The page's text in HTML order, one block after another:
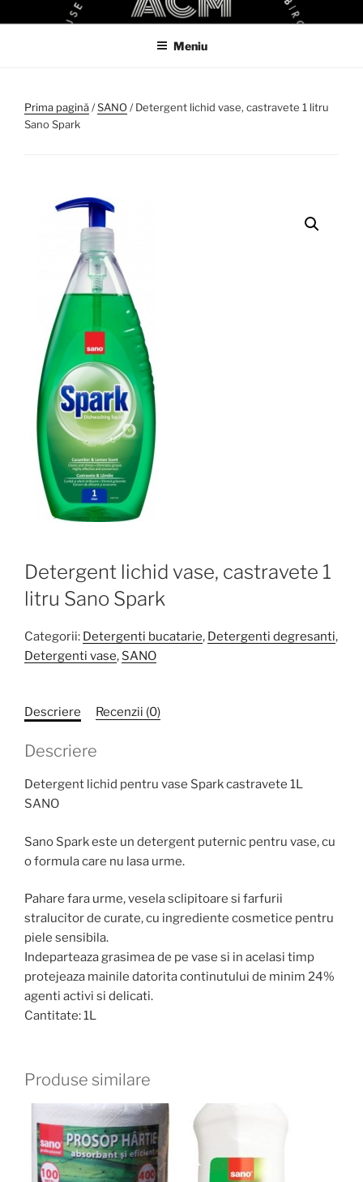
la
ACM
ACM VIRTUAL SHOP
Meniu
Prima pagină/SANO / Detergent lichid vase, castravete 1 litru
Sano Spark
Detergent lichid vase, castravete 1
litru Sano Spark
Categorii: Detergenti bucatarie, Detergenti degresanti,
Detergenti vase, SANO
Descriere Recenzii (0)
Descriere
Detergent lichid pentru vase Spark castravete 1L
SANO
Sano Spark este un detergent puternic pentru vase, cu
o formula care nu lasa urme.
Pahare fara urme, vesela sclipitoare si farfurii
stralucitor de curate, cu ingrediente cosmetice pentru
piele sensibila.
Indeparteaza grasimea de pe vase si in acelasi timp
protejeaza mainile datorita continutului de minim 24%
agenti activi si delicati.
Cantitate: 1L
Produse similare